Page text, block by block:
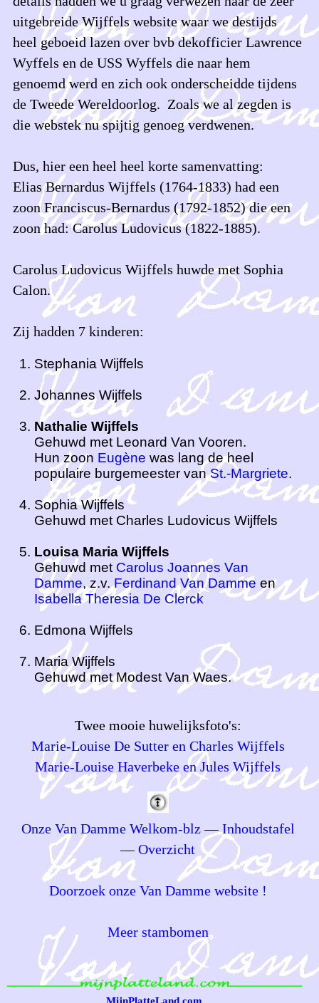
uitgebreide Wijffels website waar we destijds
heel geboeid lazen over bvb dekofficier Lawrence
Wyffels en de USS Wyffels die naar hem
genoemd werd en zich ook onderscheidde tijdens
de Tweede Wereldoorlog. Zoals we al zegden is
die webstek nu spijtig genoeg verdwenen.
Dus, hier een heel heel korte samenvatting:
Elias Bernardus Wijffels (1764-1833) had een
zoon Franciscus-Bernardus (1792-1852) die een
zoon had: Carolus Ludovicus (1822-1885).
Carolus Ludovicus Wijffels huwde met Sophia
Calon.
Zij hadden 7 kinderen:
Stephania Wijffels
Johannes Wijffels
Nathalie Wijffels
Gehuwd met Leonard Van Vooren.
Hun zoon Eugène was lang de heel
populaire burgemeester vanSt.-Margriete.
Sophia Wijffels
Gehuwd met Charles Ludovicus Wijffels
Louisa Maria Wijffels
Gehuwd met Carolus Joannes Van
Damme, z.v.Ferdinand Van Damme en
Isabella Theresia De Clerck
Edmona Wijffels
Maria Wijffels
Gehuwd met Modest Van Waes.
Twee mooie huwelijksfoto's:
Marie-Louise De Sutter en Charles Wijffels
Marie-Louise Haverbeke en Jules Wijffels
Onze Van Damme Welkom-blz—Inhoudstafel
—Overzicht
Doorzoek onze Van Damme website !
Meer stambomen